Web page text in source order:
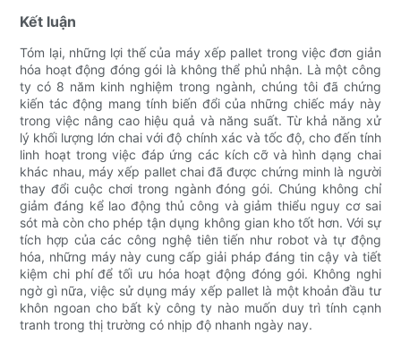
Kết luận
Tóm lại, những lợi thế của máy xếp pallet trong việc đơn giản
hóa hoạt động đóng gói là không thể phủ nhận. Là một công
ty có 8 năm kinh nghiệm trong ngành, chúng tôi đã chứng
kiến ​​tác động mang tính biến đổi của những chiếc máy này
trong việc nâng cao hiệu quả và năng suất. Từ khả năng xử
lý khối lượng lớn chai với độ chính xác và tốc độ, cho đến tính
linh hoạt trong việc đáp ứng các kích cỡ và hình dạng chai
khác nhau, máy xếp pallet chai đã được chứng minh là người
thay đổi cuộc chơi trong ngành đóng gói. Chúng không chỉ
giảm đáng kể lao động thủ công và giảm thiểu nguy cơ sai
sót mà còn cho phép tận dụng không gian kho tốt hơn. Với sự
tích hợp của các công nghệ tiên tiến như robot và tự động
hóa, những máy này cung cấp giải pháp đáng tin cậy và tiết
kiệm chi phí để tối ưu hóa hoạt động đóng gói. Không nghi
ngờ gì nữa, việc sử dụng máy xếp pallet là một khoản đầu tư
khôn ngoan cho bất kỳ công ty nào muốn duy trì tính cạnh
tranh trong thị trường có nhịp độ nhanh ngày nay.